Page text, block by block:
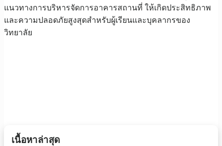
แนวทางการบริหารจัดการอาคารสถานที่ ให้เกิดประสิทธิภาพ
และความปลอดภัยสูงสุดสำหรับผู้เรียนและบุคลากรของ
วิทยาลัย
เนื้อหาล่าสุด